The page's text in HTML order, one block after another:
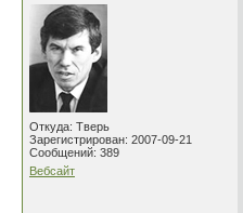
Откуда: Тверь
Зарегистрирован: 2007-09-21
Сообщений: 389
Вебсайт